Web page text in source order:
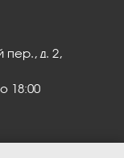
пер., д. 2,
18:00